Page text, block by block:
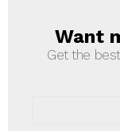
Want
Get the